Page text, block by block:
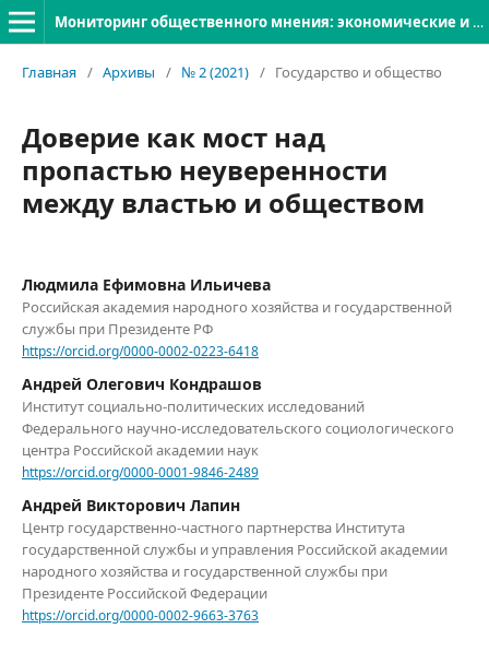
Мониторинг общественного мнения: экономические и социальные перемены
Главная / Архивы / № 2 (2021) / Государство и общество
Доверие как мост над
пропастью неуверенности
между властью и обществом
Людмила Ефимовна Ильичева
Российская академия народного хозяйства и государственной
службы при Президенте РФ
https://orcid.org/0000-0002-0223-6418
Андрей Олегович Кондрашов
Институт социально-политических исследований
Федерального научно-исследовательского социологического
центра Российской академии наук
https://orcid.org/0000-0001-9846-2489
Андрей Викторович Лапин
Центр государственно-частного партнерства Института
государственной службы и управления Российской академии
народного хозяйства и государственной службы при
Президенте Российской Федерации
https://orcid.org/0000-0002-9663-3763